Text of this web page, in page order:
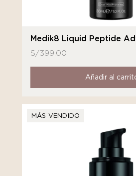
Medik8 Liquid Peptide
S/399.00
Añadir al
MÁS VENDIDO